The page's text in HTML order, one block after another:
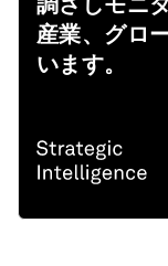
産業、グロ
います。